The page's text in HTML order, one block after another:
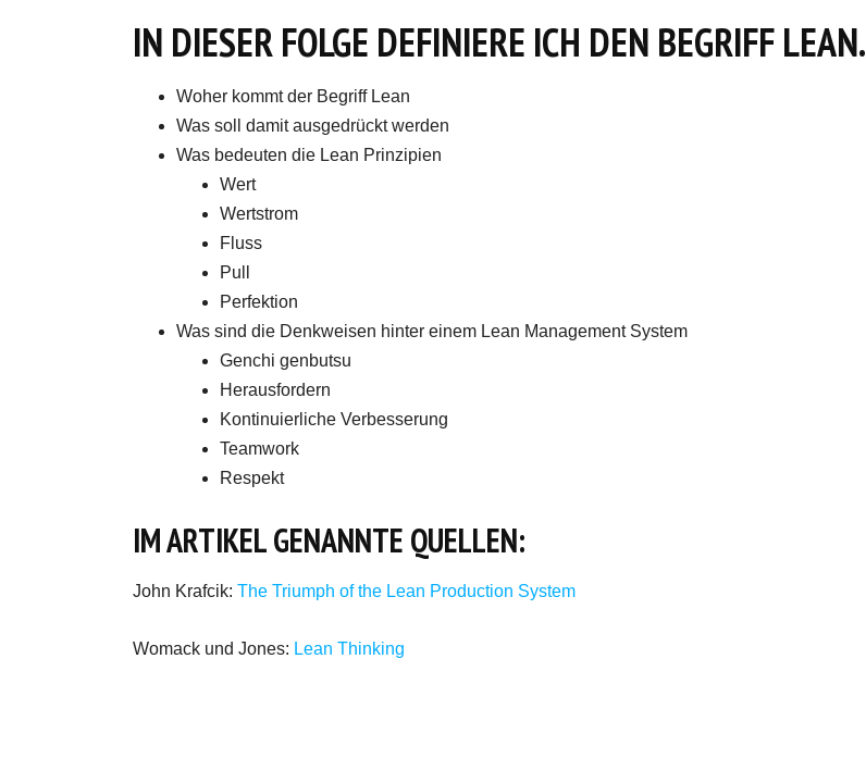
IN DIESER FOLGE DEFINIERE ICH DEN BEGRIFF LEAN.
Woher kommt der Begriff Lean
Was soll damit ausgedrückt werden
Was bedeuten die Lean Prinzipien
Wert
Wertstrom
Fluss
Pull
Perfektion
Was sind die Denkweisen hinter einem Lean Management System
Genchi genbutsu
Herausfordern
Kontinuierliche Verbesserung
Teamwork
Respekt
IM ARTIKEL GENANNTE QUELLEN:
John Krafcik: The Triumph of the Lean Production System
Womack und Jones: Lean Thinking